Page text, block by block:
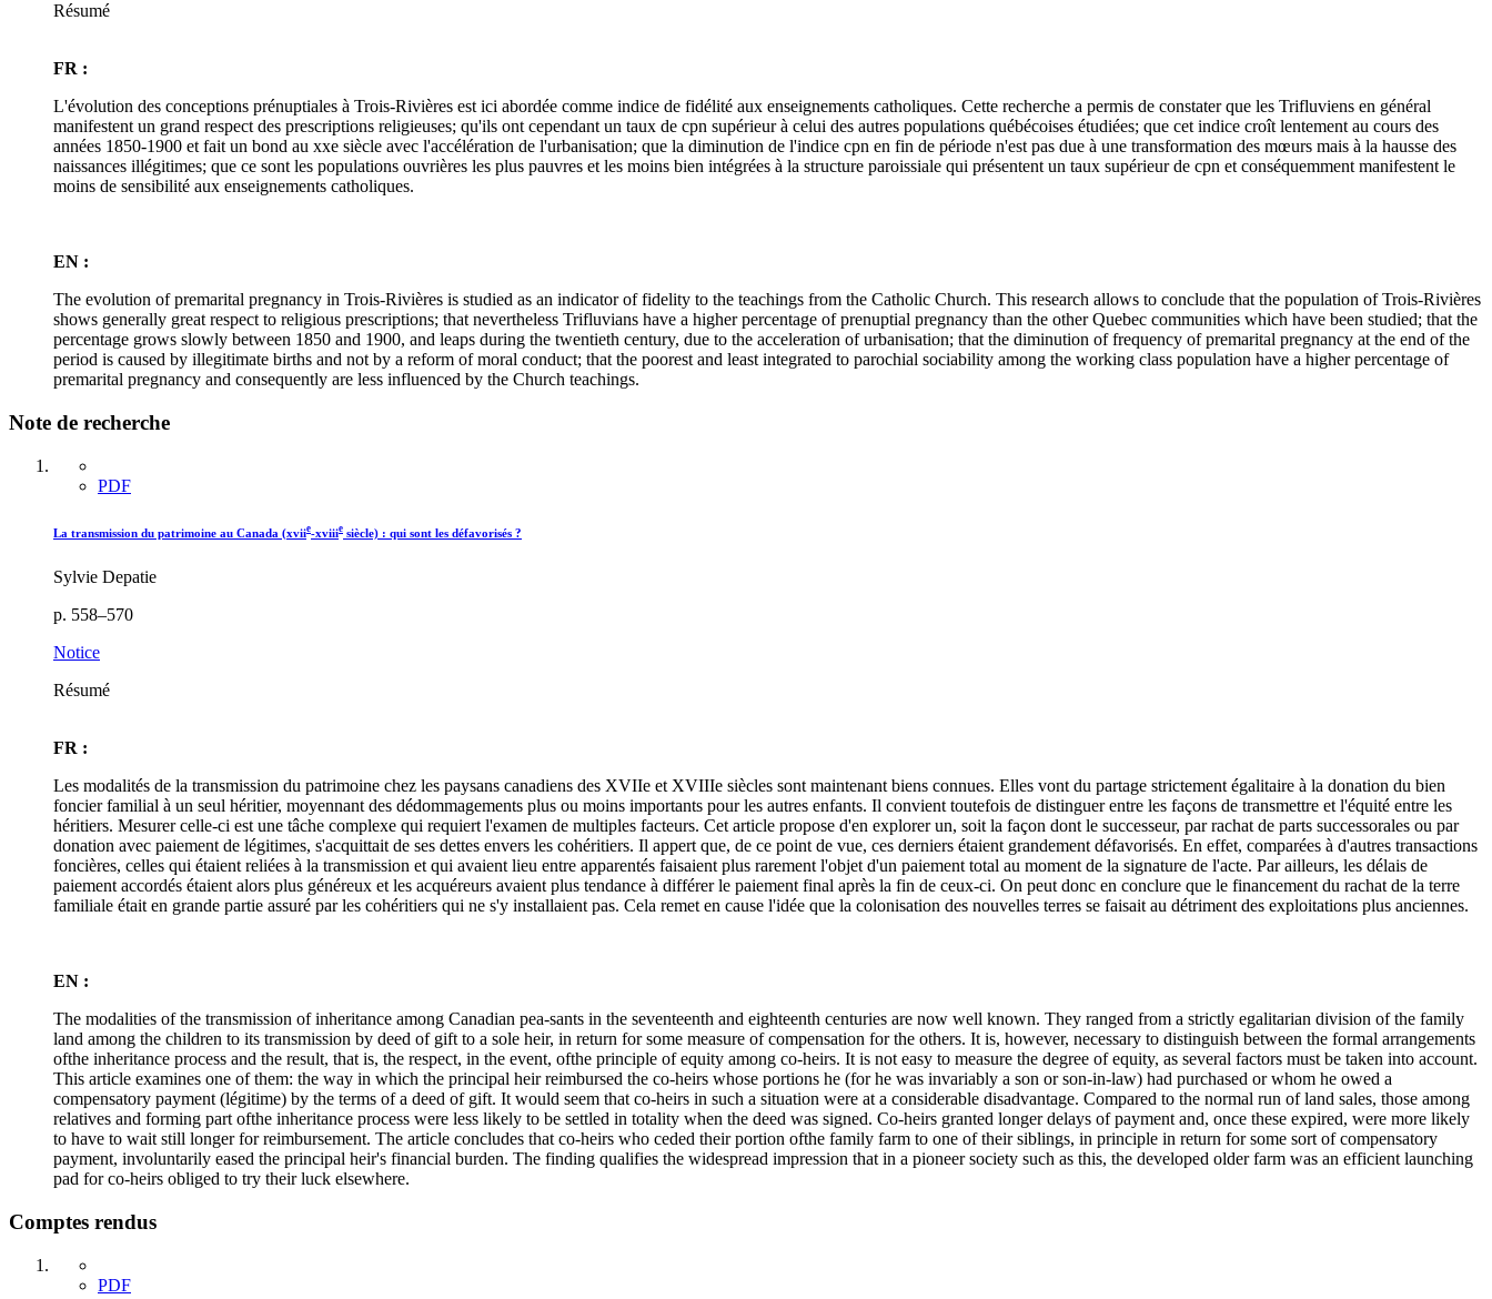
Résumé
FR :
L'évolution des conceptions prénuptiales à Trois-Rivières est ici abordée comme indice de fidélité aux enseignements catholiques. Cette recherche a permis de constater que les Trifluviens en général
manifestent un grand respect des prescriptions religieuses; qu'ils ont cependant un taux de cpn supérieur à celui des autres populations québécoises étudiées; que cet indice croît lentement au cours des
années 1850-1900 et fait un bond au xxe siècle avec l'accélération de l'urbanisation; que la diminution de l'indice cpn en fin de période n'est pas due à une transformation des mœurs mais à la hausse des
naissances illégitimes; que ce sont les populations ouvrières les plus pauvres et les moins bien intégrées à la structure paroissiale qui présentent un taux supérieur de cpn et conséquemment manifestent le
moins de sensibilité aux enseignements catholiques.
EN :
The evolution of premarital pregnancy in Trois-Rivières is studied as an indicator of fidelity to the teachings from the Catholic Church. This research allows to conclude that the population of Trois-Rivières
shows generally great respect to religious prescriptions; that nevertheless Trifluvians have a higher percentage of prenuptial pregnancy than the other Quebec communities which have been studied; that the
percentage grows slowly between 1850 and 1900, and leaps during the twentieth century, due to the acceleration of urbanisation; that the diminution of frequency of premarital pregnancy at the end of the
period is caused by illegitimate births and not by a reform of moral conduct; that the poorest and least integrated to parochial sociability among the working class population have a higher percentage of
premarital pregnancy and consequently are less influenced by the Church teachings.
Note de recherche
PDF
La transmission du patrimoine au Canada (xviie-xviiie siècle) : qui sont les défavorisés ?
Sylvie Depatie
p. 558–570
Notice
Résumé
FR :
Les modalités de la transmission du patrimoine chez les paysans canadiens des XVIIe et XVIIIe siècles sont maintenant biens connues. Elles vont du partage strictement égalitaire à la donation du bien
foncier familial à un seul héritier, moyennant des dédommagements plus ou moins importants pour les autres enfants. Il convient toutefois de distinguer entre les façons de transmettre et l'équité entre les
héritiers. Mesurer celle-ci est une tâche complexe qui requiert l'examen de multiples facteurs. Cet article propose d'en explorer un, soit la façon dont le successeur, par rachat de parts successorales ou par
donation avec paiement de légitimes, s'acquittait de ses dettes envers les cohéritiers. Il appert que, de ce point de vue, ces derniers étaient grandement défavorisés. En effet, comparées à d'autres transactions
foncières, celles qui étaient reliées à la transmission et qui avaient lieu entre apparentés faisaient plus rarement l'objet d'un paiement total au moment de la signature de l'acte. Par ailleurs, les délais de
paiement accordés étaient alors plus généreux et les acquéreurs avaient plus tendance à différer le paiement final après la fin de ceux-ci. On peut donc en conclure que le financement du rachat de la terre
familiale était en grande partie assuré par les cohéritiers qui ne s'y installaient pas. Cela remet en cause l'idée que la colonisation des nouvelles terres se faisait au détriment des exploitations plus anciennes.
EN :
The modalities of the transmission of inheritance among Canadian pea-sants in the seventeenth and eighteenth centuries are now well known. They ranged from a strictly egalitarian division of the family
land among the children to its transmission by deed of gift to a sole heir, in return for some measure of compensation for the others. It is, however, necessary to distinguish between the formal arrangements
ofthe inheritance process and the result, that is, the respect, in the event, ofthe principle of equity among co-heirs. It is not easy to measure the degree of equity, as several factors must be taken into account.
This article examines one of them: the way in which the principal heir reimbursed the co-heirs whose portions he (for he was invariably a son or son-in-law) had purchased or whom he owed a
compensatory payment (légitime) by the terms of a deed of gift. It would seem that co-heirs in such a situation were at a considerable disadvantage. Compared to the normal run of land sales, those among
relatives and forming part ofthe inheritance process were less likely to be settled in totality when the deed was signed. Co-heirs granted longer delays of payment and, once these expired, were more likely
to have to wait still longer for reimbursement. The article concludes that co-heirs who ceded their portion ofthe family farm to one of their siblings, in principle in return for some sort of compensatory
payment, involuntarily eased the principal heir's financial burden. The finding qualifies the widespread impression that in a pioneer society such as this, the developed older farm was an efficient launching
pad for co-heirs obliged to try their luck elsewhere.
Comptes rendus
PDF